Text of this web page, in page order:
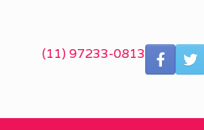
(11) 97233-0813